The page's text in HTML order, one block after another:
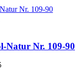
Natur Nr. 109-90